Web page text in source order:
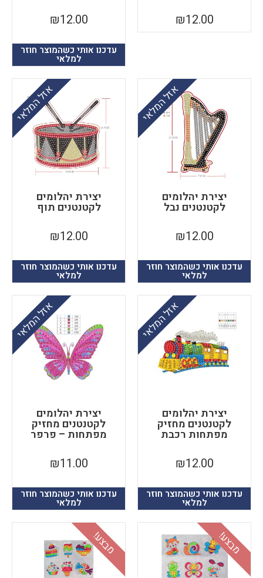
₪12.00
₪12.00
עדכנו אותי כשהמוצר חוזר
למלאי
אזל המלאי
יצירת יהלומים
לקטנטנים נבל
₪12.00
עדכנו אותי כשהמוצר חוזר
למלאי
אזל המלאי
יצירת יהלומים
לקטנטנים תוף
₪12.00
עדכנו אותי כשהמוצר חוזר
למלאי
אזל המלאי
יצירת יהלומים
לקטנטנים מחזיק
מפתחות רכבת
₪12.00
עדכנו אותי כשהמוצר חוזר
למלאי
אזל המלאי
יצירת יהלומים
לקטנטנים מחזיק
מפתחות – פרפר
₪11.00
עדכנו אותי כשהמוצר חוזר
למלאי
מבצע!